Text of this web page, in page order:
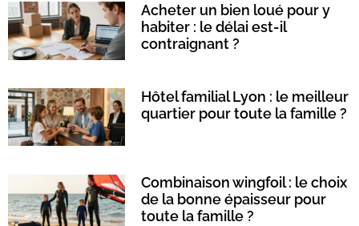
Acheter un bien loué pour y
habiter : le délai est-il
contraignant ?
Hôtel familial Lyon : le meilleur
quartier pour toute la famille ?
Combinaison wingfoil : le choix
de la bonne épaisseur pour
toute la famille ?